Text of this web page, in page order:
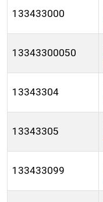
133433000
13343300050
13343304
13343305
133433099